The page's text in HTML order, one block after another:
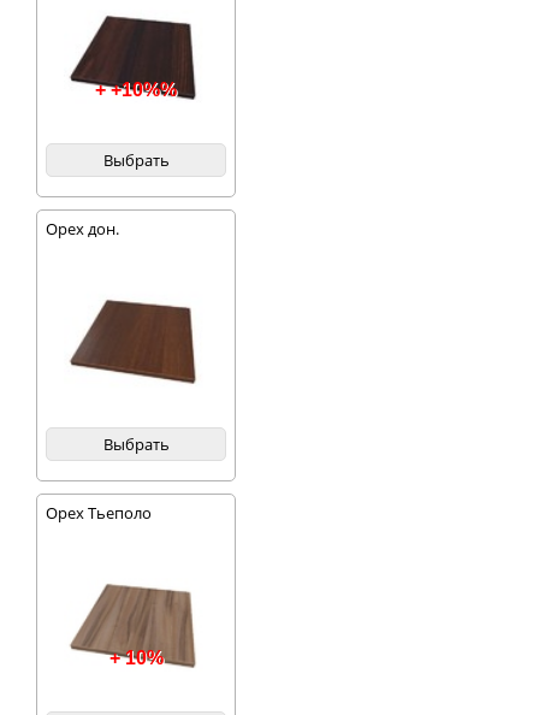
+ +10%%
Выбрать
Орех дон.
Выбрать
Орех Тьеполо
+ 10%